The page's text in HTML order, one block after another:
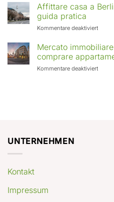
in
Europa:
in
Affittare casa a
guida pratica
Kommentare deaktiviertfür
casa
a
con
Mercato
comprare
Kommentare deaktiviertfür
UNTERNEHMEN
Kontakt
Impressum